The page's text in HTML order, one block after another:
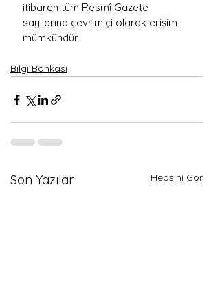
itibaren tüm Resmî Gazete
sayılarına çevrimiçi olarak erişim
mümkündür.
Bilgi Bankası
Son Yazılar Hepsini Gör